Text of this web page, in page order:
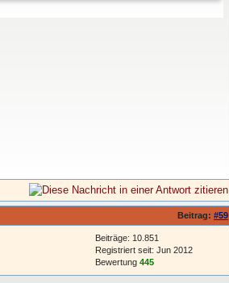
Beitrag: #59
Beiträge: 10.851
Registriert seit: Jun 2012
Bewertung 445